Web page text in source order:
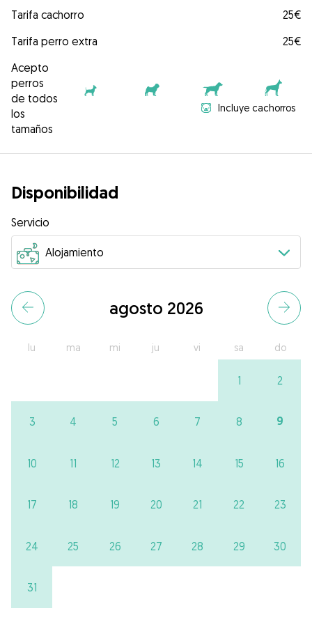
Tarifa cachorro
25€
Tarifa perro extra
25€
Acepto
perros
de todos
los
tamaños
Incluye cachorros
Disponibilidad
Servicio
agosto 2026
lu ma mi ju vi sa do
1 2
3 4 5 6 7 8 9
10 11 12 13 14 15 16
17 18 19 20 21 22 23
24 25 26 27 28 29 30
31